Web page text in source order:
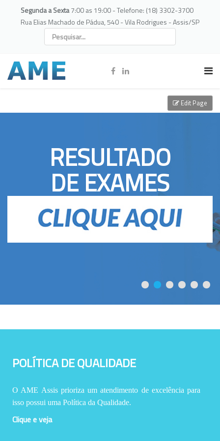
Segunda a Sexta7:00 as 19:00 - Telefone: (18) 3302-3700
Rua Elias Machado de Pádua, 540 - Vila Rodrigues - Assis/SP
RESULTADO
DE EXAMES
POLÍTICA DE QUALIDADE
O AME Assis prioriza um atendimento de excelência para
isso possui uma Política da Qualidade.
Clique e veja
Edit Page